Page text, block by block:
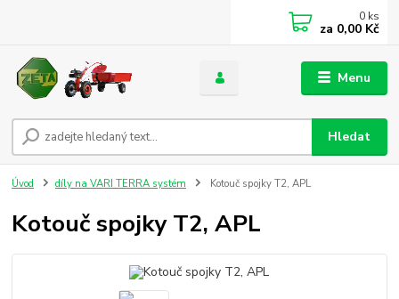
Menu
Hledat
0 ks
za 0,00 Kč
Úvod díly na VARI TERRA systém Kotouč spojky T2, APL
Kotouč spojky T2, APL